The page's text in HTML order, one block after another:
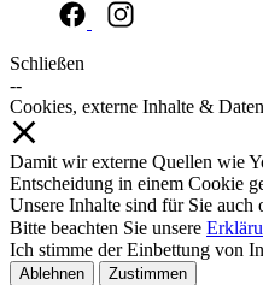
Schließen
--
Cookies, externe Inhalte &
Damit wir externe Quellen wie
Entscheidung in einem Cookie
Unsere Inhalte sind für Sie auch
Bitte beachten Sie unsere
Ich stimme der Einbettung von
Ablehnen Zustimmen